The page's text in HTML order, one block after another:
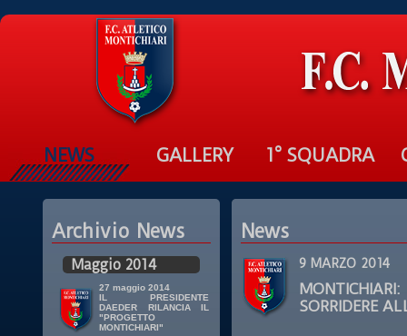
NEWS GALLERY 1° SQUADRA
Archivio News
Maggio 2014
27 maggio 2014
IL PRESIDENTE
DAEDER RILANCIA IL
"PROGETTO
MONTICHIARI"
News
9 MARZO 2014
SORRIDERE